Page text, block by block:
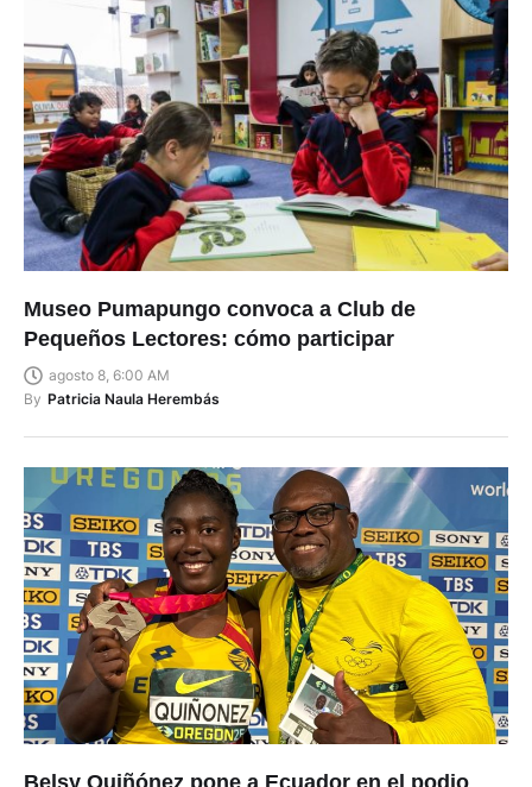
Museo Pumapungo convoca a Club de
Pequeños Lectores: cómo participar
agosto 8, 6:00 AM
By Patricia Naula Herembás
Belsy Quiñónez pone a Ecuador en el podio